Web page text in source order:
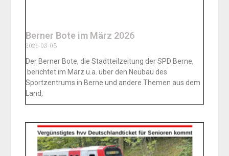
Berner Bote im März 2026
2026-03-05
Der Berner Bote, die Stadtteilzeitung der SPD Berne,
berichtet im März u.a. über den Neubau des
Sportzentrums in Berne und andere Themen aus dem
Land,